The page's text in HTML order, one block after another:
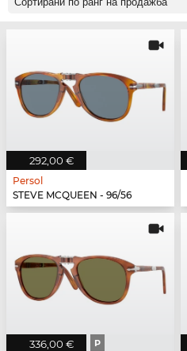
292,00 €
Persol
STEVE MCQUEEN - 96/56
336,00 € P